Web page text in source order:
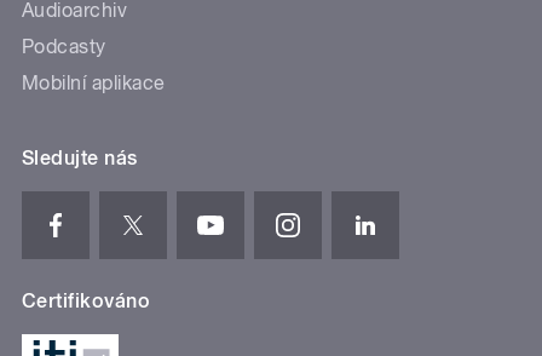
Audioarchiv
Podcasty
Mobilní aplikace
Sledujte nás
Certifikováno